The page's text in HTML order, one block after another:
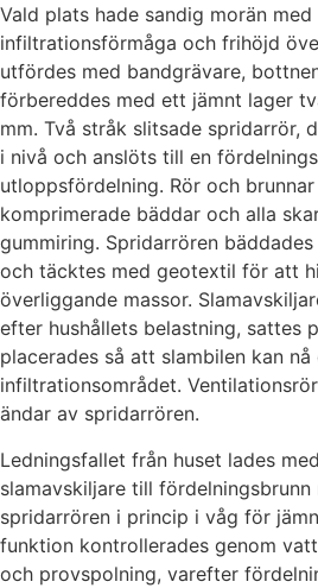
Vald plats hade sandig morän med
infiltrationsförmåga och frihöjd
utfördes med bandgrävare,
förbereddes med ett jämnt lager
mm. Två stråk slitsade spridarrör,
i nivå och anslöts till en
utloppsfördelning. Rör och
komprimerade bäddar och alla
gummiring. Spridarrören
och täcktes med geotextil för att
överliggande massor.
efter hushållets belastning, sattes
placerades så att slambilen kan
infiltrationsområdet.
ändar av spridarrören.
Ledningsfallet från huset lades
slamavskiljare till
spridarrören i princip i våg för
funktion kontrollerades genom
och provspolning, varefter